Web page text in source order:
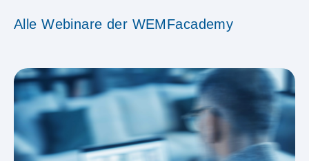
Alle Webinare der WEMFacademy